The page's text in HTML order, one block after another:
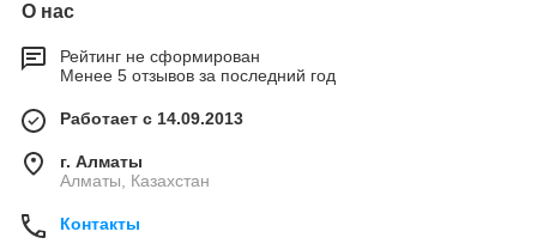
О нас
Рейтинг не сформирован
Менее 5 отзывов за последний год
Работает с 14.09.2013
г. Алматы
Алматы, Казахстан
Контакты